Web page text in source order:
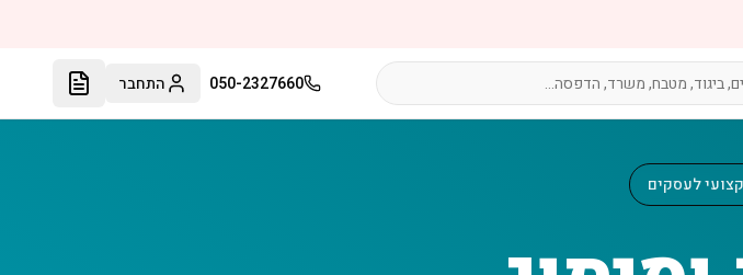
050-2327660 התחבר
לעסקים